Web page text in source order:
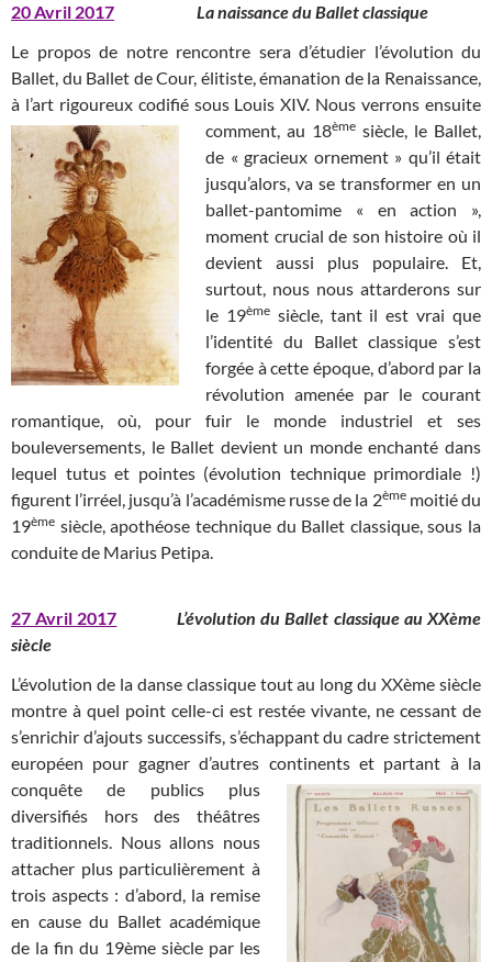
20 Avril 2017
La naissance du Ballet classique
Le propos de notre rencontre sera d’étudier l’évolution du
Ballet, du Ballet de Cour, élitiste, émanation de la Renaissance,
à l’art rigoureux codifié sous Louis XIV. Nous verrons ensuite
comment, au 18ème siècle, le Ballet,
de « gracieux ornement » qu’il était
jusqu’alors, va se transformer en un
ballet-pantomime « en action »,
moment crucial de son histoire où il
devient aussi plus populaire. Et,
surtout, nous nous attarderons sur
le 19èmesiècle, tant il est vrai que
l’identité du Ballet classique s’est
forgée à cette époque, d’abord par la
révolution amenée par le courant
romantique, où, pour fuir le monde industriel et ses
bouleversements, le Ballet devient un monde enchanté dans
lequel tutus et pointes (évolution technique primordiale !)
figurent l’irréel, jusqu’à l’académisme russe de la 2èmemoitié du
19ème siècle, apothéose technique du Ballet classique, sous la
conduite de Marius Petipa.
27 Avril 2017
L’évolution du Ballet classique au XXème
siècle
L’évolution de la danse classique tout au long du XXème siècle
montre à quel point celle-ci est restée vivante, ne cessant de
s’enrichir d’ajouts successifs, s’échappant du cadre strictement
européen pour gagner d’autres continents et partant à la
conquête de publics plus
diversifiés hors des théâtres
traditionnels. Nous allons nous
attacher plus particulièrement à
trois aspects : d’abord, la remise
en cause du Ballet académique
de la fin du 19ème siècle par les